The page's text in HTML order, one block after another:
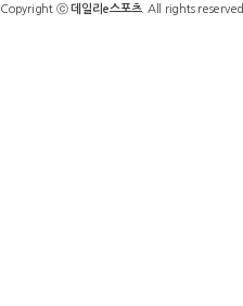
Copyright ⓒ데일리e스포츠. All rights reserved.